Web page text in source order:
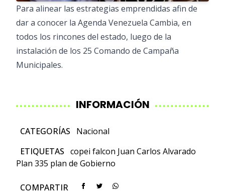
Para alinear las estrategias emprendidas afin de
dar a conocer la Agenda Venezuela Cambia, en
todos los rincones del estado, luego de la
instalación de los 25 Comando de Campaña
Municipales.
INFORMACIÓN
CATEGORÍAS
Nacional
ETIQUETAS copei falcon Juan Carlos Alvarado
Plan 335 plan de Gobierno
COMPARTIR